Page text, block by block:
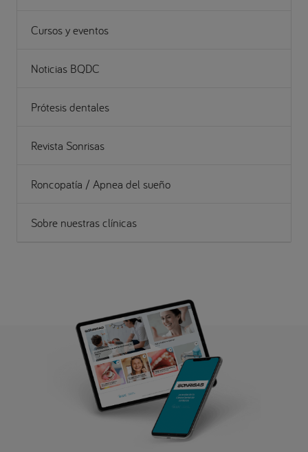
Cursos y eventos
Noticias BQDC
Prótesis dentales
Revista Sonrisas
Roncopatía / Apnea del sueño
Sobre nuestras clínicas